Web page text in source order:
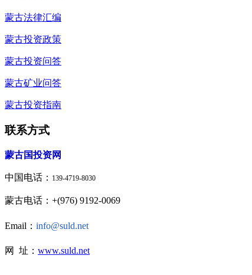
蒙古法律汇编
蒙古投资政策
蒙古投资问答
蒙古矿业问答
蒙古投资指南
联系方式
蒙古国投资网
中国电话： 139-4719-8030
蒙古电话：+(976) 9192-0069
Email： info@suld.net
网 址： www.suld.net